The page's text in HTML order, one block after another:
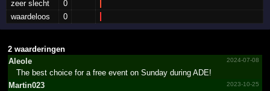
zeer slecht
0
waardeloos
0
2 waarderingen
Aleole
2024-07-08
The best choice for a free event on Sunday during ADE!
Martin023
2023-10-25